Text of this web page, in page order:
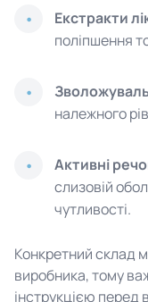
Екстракти
поліпшення
належного
Активні
слизовій
чутливості.
Конкретний склад
виробника, тому
інструкцією перед